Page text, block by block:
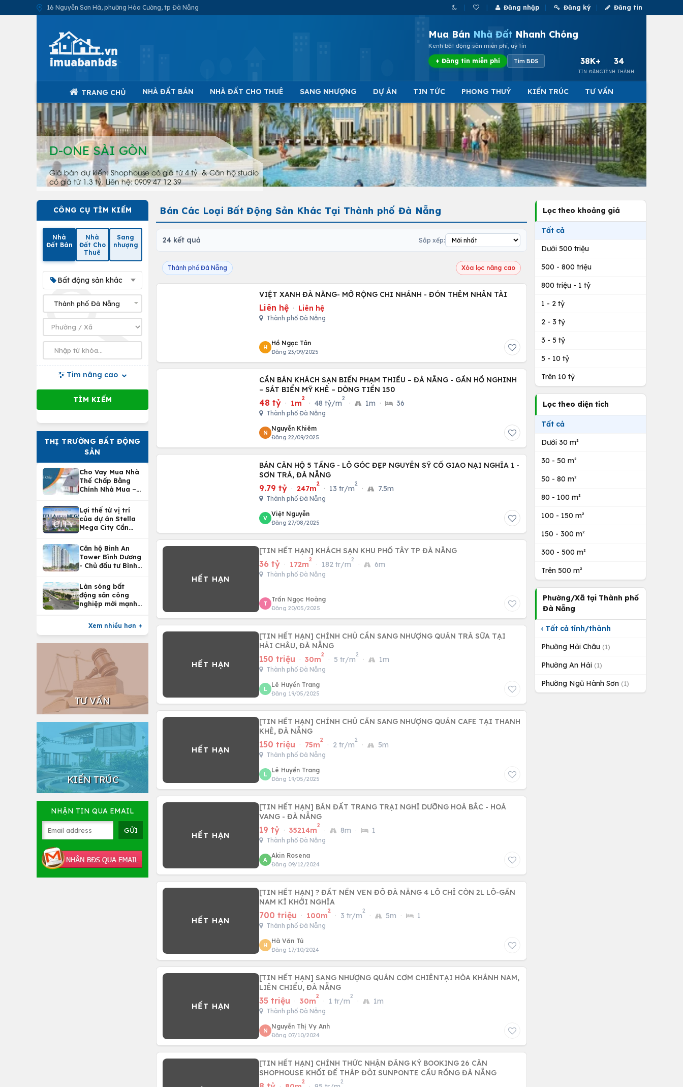
16 Nguyễn Sơn Hà, phường Hòa Cường, tp Đà Nẵng Đăng nhập Đăng ký Đăng tin
Mua Bán Nhà Đất Nhanh Chóng
Kênh bất động sản miễn phí, uy tín
+ Đăng tin miễn phí Tìm BĐS 38K+
TIN ĐĂNG
34
TỈNH THÀNH
TRANG CHỦ NHÀ ĐẤT BÁN NHÀ ĐẤT CHO THUÊ SANG NHƯỢNG DỰ ÁN TIN TỨC PHONG THUỶ KIẾN TRÚC TƯ VẤN
D-ONE SÀI GÒN
Giá bán dự kiến: Shophouse có giá từ 4 tỷ & Căn hộ studio
có giá từ 1.3 tỷ. Liên hệ: 0909 47 12 39
CÔNG CỤ TÌM KIẾM
Nhà
Đất Bán
Nhà
Đất Cho
Thuê
Sang
nhượng
Bất động sản khác
Tìm nâng cao
THỊ TRƯỜNG BẤT ĐỘNG
SẢN
Cho Vay Mua Nhà
Thế Chấp Bằng
Chính Nhà Mua –
Nhà Tại
Vietcombank
Lợi thế từ vị trí
của dự án Stella
Mega City Cần
Căn hộ Bình An
Tower Bình Dương
- Chủ đầu tư Bình
Làn sóng bất
động sản công
nghiệp mới mạnh
Xem nhiều hơn +
TƯ VẤN
KIẾN TRÚC
NHẬN TIN QUA EMAIL
Bán Các Loại Bất Động Sản Khác Tại Thành phố Đà Nẵng
24 kết quả Sắp xếp:
Thành phố Đà Nẵng Xóa lọc nâng cao
VIỆT XANH ĐÀ NẴNG- MỞ RỘNG CHI NHÁNH - ĐÓN THÊM NHÂN TÀI
Liên hệ · Liên hệ
Thành phố Đà Nẵng
H
Hồ Ngọc Tân
Đăng 23/09/2025
CẦN BÁN KHÁCH SẠN BIỂN PHẠM THIỀU – ĐÀ NẴNG - GẦN HỒ NGHINH
– SÁT BIỂN MỸ KHÊ – DÒNG TIỀN 150
48 tỷ · 1m
2
· 48 tỷ/m
2
· 1m · 36
Thành phố Đà Nẵng
N
Nguyễn Khiêm
Đăng 22/09/2025
BÁN CĂN HỘ 5 TẦNG - LÔ GÓC ĐẸP NGUYỄN SỸ CỐ GIAO NẠI NGHĨA 1 -
SƠN TRÀ, ĐÀ NẴNG
9.79 tỷ · 247m
2
· 13 tr/m
2
· 7.5m
Thành phố Đà Nẵng
V
Việt Nguyễn
Đăng 27/08/2025
[TIN HẾT HẠN] KHÁCH SẠN KHU PHỐ TÂY TP ĐÀ NẴNG
36 tỷ · 172m
2
· 182 tr/m
2
· 6m
Thành phố Đà Nẵng
T
Trần Ngọc Hoàng
Đăng 20/05/2025
[TIN HẾT HẠN] CHÍNH CHỦ CẦN SANG NHƯỢNG QUÁN TRÀ SỮA TẠI
HẢI CHÂU, ĐÀ NẴNG
150 triệu · 30m
2
· 5 tr/m
2
· 1m
Thành phố Đà Nẵng
L
Lê Huyền Trang
Đăng 19/05/2025
[TIN HẾT HẠN] CHÍNH CHỦ CẦN SANG NHƯỢNG QUÁN CAFE TẠI THANH
KHÊ, ĐÀ NẴNG
150 triệu · 75m
2
· 2 tr/m
2
· 5m
Thành phố Đà Nẵng
L
Lê Huyền Trang
Đăng 19/05/2025
[TIN HẾT HẠN] BÁN ĐẤT TRANG TRẠI NGHĨ DƯỠNG HOÀ BẮC - HOÀ
VANG - ĐÀ NẴNG
19 tỷ · 35214m
2
· 8m · 1
Thành phố Đà Nẵng
A
Akin Rosena
Đăng 09/12/2024
[TIN HẾT HẠN] ? ĐẤT NỀN VEN ĐÔ ĐÀ NẴNG 4 LÔ CHỈ CÒN 2L LÔ-GẦN
NAM KÌ KHỞI NGHĨA
700 triệu · 100m
2
· 3 tr/m
2
· 5m · 1
Thành phố Đà Nẵng
H
Hà Văn Tú
Đăng 17/10/2024
[TIN HẾT HẠN] SANG NHƯỢNG QUÁN CƠM CHIÊNTẠI HÒA KHÁNH NAM,
LIÊN CHIỂU, ĐÀ NẴNG
35 triệu · 30m
2
· 1 tr/m
2
· 1m
Thành phố Đà Nẵng
N
Nguyễn Thị Vy Anh
Đăng 07/10/2024
[TIN HẾT HẠN] CHÍNH THỨC NHẬN ĐĂNG KÝ BOOKING 26 CĂN
SHOPHOUSE KHỐI ĐẾ THÁP ĐÔI SUNPONTE CẦU RỒNG ĐÀ NẴNG
2 2
Lọc theo khoảng giá
Tất cả
Dưới 500 triệu
500 - 800 triệu
800 triệu - 1 tỷ
1 - 2 tỷ
2 - 3 tỷ
3 - 5 tỷ
5 - 10 tỷ
Trên 10 tỷ
Lọc theo diện tích
Tất cả
Dưới 30 m²
30 - 50 m²
50 - 80 m²
80 - 100 m²
100 - 150 m²
150 - 300 m²
300 - 500 m²
Trên 500 m²
Phường/Xã tại Thành phố
Đà Nẵng
‹ Tất cả tỉnh/thành
Phường Hải Châu (1)
Phường An Hải (1)
Phường Ngũ Hành Sơn (1)